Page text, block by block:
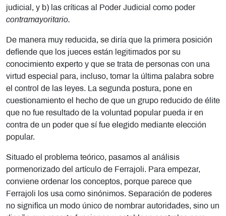
judicial, y b) las críticas al Poder Judicial como poder
contramayoritario.
De manera muy reducida, se diría que la primera posición
defiende que los jueces están legitimados por su
conocimiento experto y que se trata de personas con una
virtud especial para, incluso, tomar la última palabra sobre
el control de las leyes. La segunda postura, pone en
cuestionamiento el hecho de que un grupo reducido de élite
que no fue resultado de la voluntad popular pueda ir en
contra de un poder que sí fue elegido mediante elección
popular.
Situado el problema teórico, pasamos al análisis
pormenorizado del artículo de Ferrajoli. Para empezar,
conviene ordenar los conceptos, porque parece que
Ferrajoli los usa como sinónimos. Separación de poderes
no significa un modo único de nombrar autoridades, sino un